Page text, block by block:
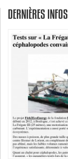
DERNIÈRES INFOS